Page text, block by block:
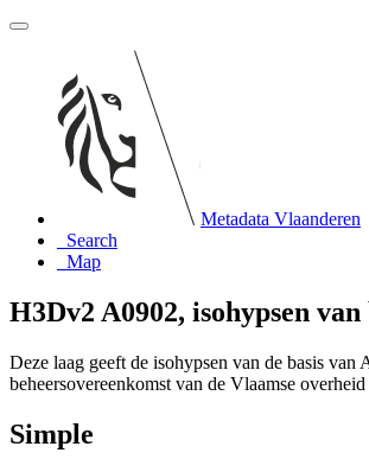
Metadata Vlaanderen
Search
Map
H3Dv2 A0902, isohypsen
Deze laag geeft de isohypsen van de basis
beheersovereenkomst van de Vlaamse
Simple